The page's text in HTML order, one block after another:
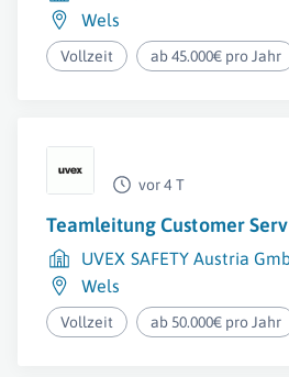
Wels
Vollzeit ab 45.000€ pro Jahr
vor 4 T
Teamleitung Customer
UVEX SAFETY Austria
Wels
Vollzeit ab 50.000€ pro Jahr